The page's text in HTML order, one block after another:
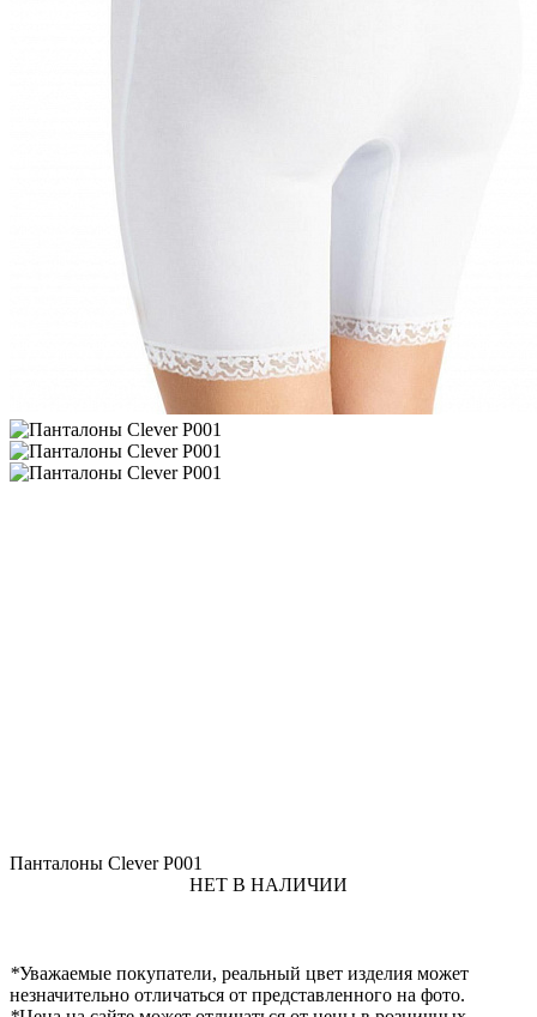
Панталоны Clever P001
НЕТ В НАЛИЧИИ
*Уважаемые покупатели, реальный цвет изделия может
незначительно отличаться от представленного на фото.